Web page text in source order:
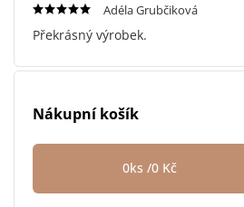
Adéla Grubčiková
Překrásný výrobek.
Nákupní košík
0ks /0 Kč